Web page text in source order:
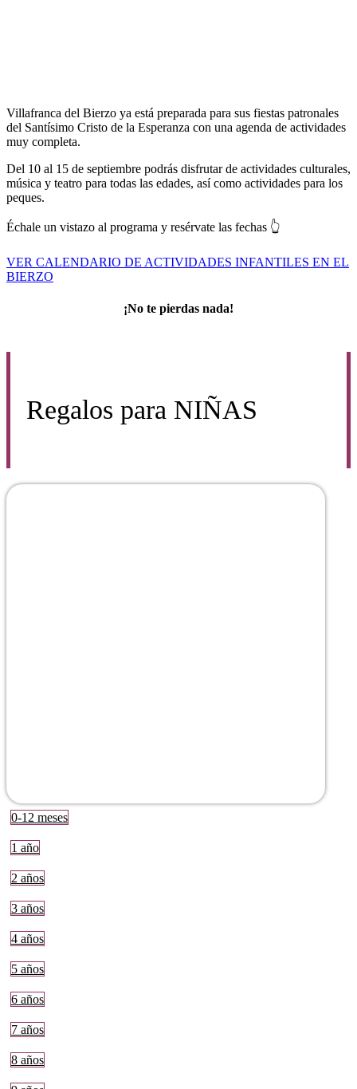
Villafranca del Bierzo ya está preparada para sus fiestas patronales
del Santísimo Cristo de la Esperanza con una agenda de actividades
muy completa.
Del 10 al 15 de septiembre podrás disfrutar de actividades culturales,
música y teatro para todas las edades, así como actividades para los
peques.
Échale un vistazo al programa y resérvate las fechas 👆
VER CALENDARIO DE ACTIVIDADES INFANTILES EN EL
BIERZO
¡No te pierdas nada!
Regalos para NIÑAS
0-12 meses
1 año
2 años
3 años
4 años
5 años
6 años
7 años
8 años